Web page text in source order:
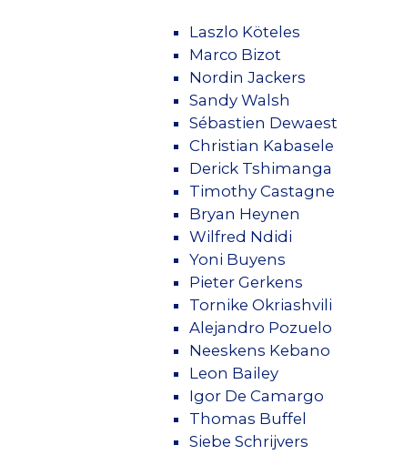
Laszlo Köteles
Marco Bizot
Nordin Jackers
Sandy Walsh
Sébastien Dewaest
Christian Kabasele
Derick Tshimanga
Timothy Castagne
Bryan Heynen
Wilfred Ndidi
Yoni Buyens
Pieter Gerkens
Tornike Okriashvili
Alejandro Pozuelo
Neeskens Kebano
Leon Bailey
Igor De Camargo
Thomas Buffel
Siebe Schrijvers